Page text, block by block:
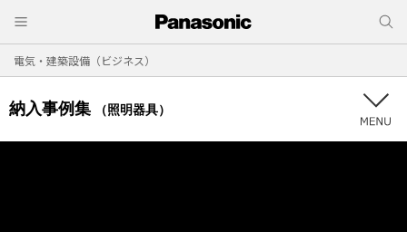
電気・建築設備（ビジネス）
納入事例集 （照明器具）